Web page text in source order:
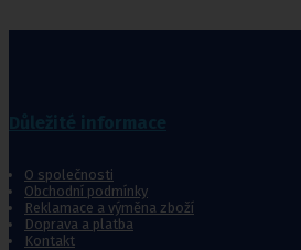
O společnosti
Obchodní podmínky
Reklamace a výměna zboží
Doprava a platba
Kontakt